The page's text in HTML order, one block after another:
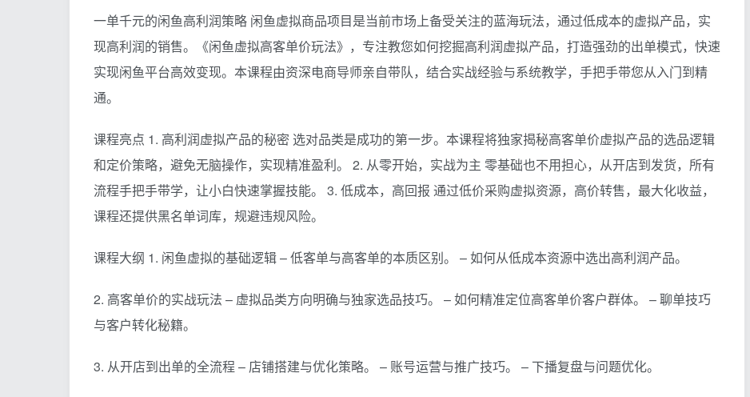
一单千元的闲鱼高利润策略 闲鱼虚拟商品项目是当前市场上备受关注的蓝海玩法，通过低成本的虚拟产品，实
现高利润的销售。《闲鱼虚拟高客单价玩法》，专注教您如何挖掘高利润虚拟产品，打造强劲的出单模式，快速
实现闲鱼平台高效变现。本课程由资深电商导师亲自带队，结合实战经验与系统教学，手把手带您从入门到精
通。
课程亮点 1. 高利润虚拟产品的秘密 选对品类是成功的第一步。本课程将独家揭秘高客单价虚拟产品的选品逻辑
和定价策略，避免无脑操作，实现精准盈利。 2. 从零开始，实战为主 零基础也不用担心，从开店到发货，所有
流程手把手带学，让小白快速掌握技能。 3. 低成本，高回报 通过低价采购虚拟资源，高价转售，最大化收益，
课程还提供黑名单词库，规避违规风险。
课程大纲 1. 闲鱼虚拟的基础逻辑 – 低客单与高客单的本质区别。 – 如何从低成本资源中选出高利润产品。
2. 高客单价的实战玩法 – 虚拟品类方向明确与独家选品技巧。 – 如何精准定位高客单价客户群体。 – 聊单技巧
与客户转化秘籍。
3. 从开店到出单的全流程 – 店铺搭建与优化策略。 – 账号运营与推广技巧。 – 下播复盘与问题优化。